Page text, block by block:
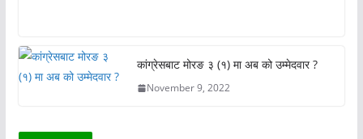
कांग्रेसबाट मोरङ ३ (१) मा अब को उम्मेदवार ?
November 9, 2022